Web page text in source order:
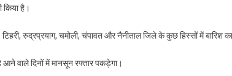
किया है।
रुद्रप्रयाग, चमोली, चंपावत और नैनीताल जिले के कुछ हिस्सों में बारिश
आने वाले दिनों में मानसून रफ्तार पकड़ेगा।